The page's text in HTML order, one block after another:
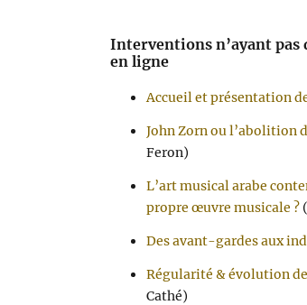
Interventions n’ayant pas
en ligne
Accueil et présentation
John Zorn ou l’abolition
Feron)
L’art musical arabe
propre œuvre musicale ?
Des avant-gardes aux
Régularité & évolution
Cathé)